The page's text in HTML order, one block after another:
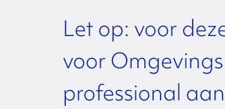
Let op: voor
voor
professional